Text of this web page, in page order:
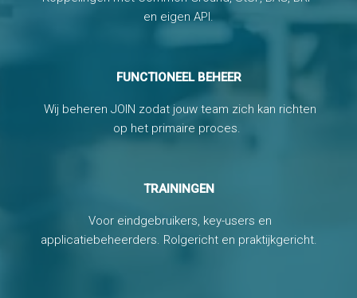
en eigen API.
FUNCTIONEEL BEHEER
Wij beheren JOIN zodat jouw team zich kan richten
op het primaire proces.
TRAININGEN
Voor eindgebruikers, key-users en
applicatiebeheerders. Rolgericht en praktijkgericht.